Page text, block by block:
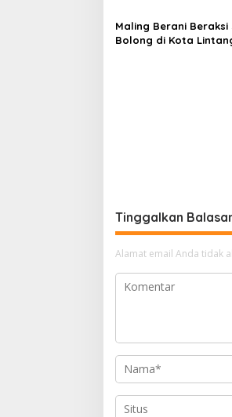
Maling Berani Beraksi
Bolong di Kota
Tinggalkan
Alamat email Anda tidak